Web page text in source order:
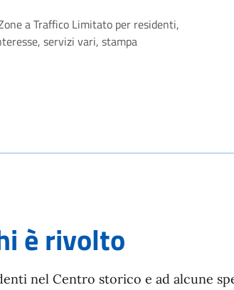
a Traffico Limitato per residenti,
servizi vari, stampa
è rivolto
nel Centro storico e ad alcune